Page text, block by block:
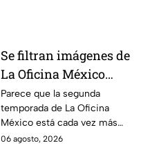
Se filtran imágenes de
La Oficina México
temporada 2 y un
detalle desata teorías
entre los fans
Parece que la segunda
temporada de La Oficina
México está cada vez más
cerca, pues el elenco ya se
06 agosto, 2026